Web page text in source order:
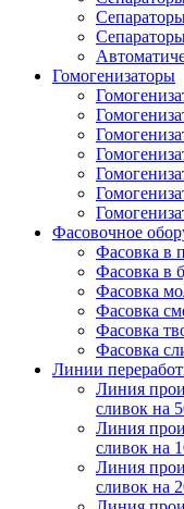
Гомогенизаторы
Фасовочное
Фасовка в
Фасовка в
Фасовка
Фасовка
Фасовка
Фасовка
Линии
Линия
сливок на
Линия
сливок на
Линия
сливок на